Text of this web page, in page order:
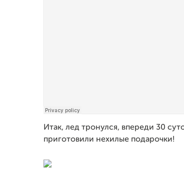
Итак, лед тронулся, впереди 30
приготовили нехилые подарочки!